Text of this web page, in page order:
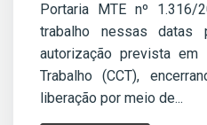
Portaria MTE nº
trabalho nessas datas
autorização prevista em
Trabalho (CCT),
liberação por meio de...